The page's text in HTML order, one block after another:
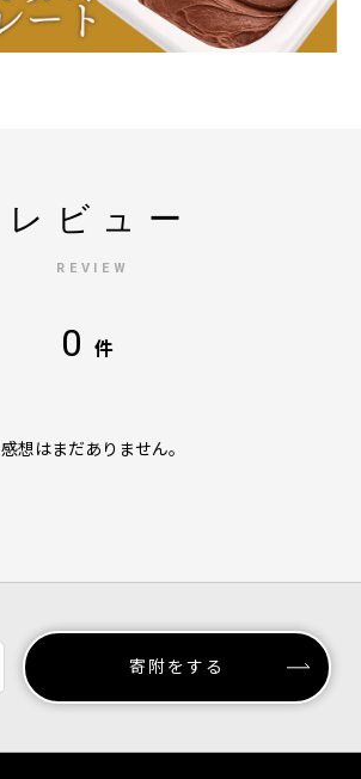
レビュー
REVIEW
0 件
感想はまだありません。
寄附をする